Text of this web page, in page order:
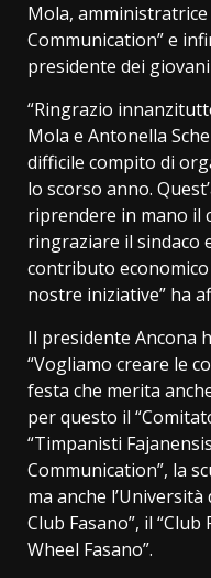
Mola, amministratrice
Communication” e
presidente dei
“Ringrazio
Mola e Antonella
difficile compito di
lo scorso anno.
riprendere in mano il
ringraziare il sindaco
contributo
nostre iniziative” ha
Il presidente Ancona
“Vogliamo creare le
festa che merita
per questo il
“Timpanisti
Communication”, la
ma anche
Club Fasano”, il
Wheel Fasano”.